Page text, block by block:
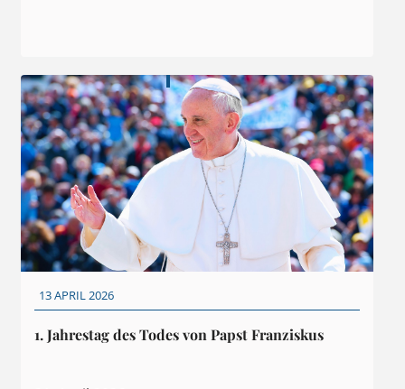
13 APRIL 2026
1. Jahrestag des Todes von Papst Franziskus